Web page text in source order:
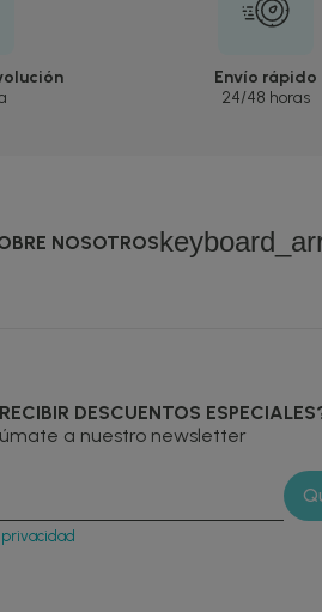
Envío rápido
24/48 horas
NOSOTROS
DESCUENTOS
a nuestro newsletter